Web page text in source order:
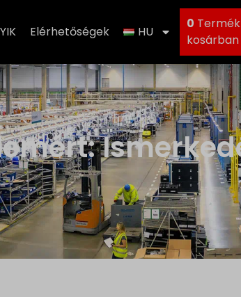
Elérhetőségek HU
0
kosárban